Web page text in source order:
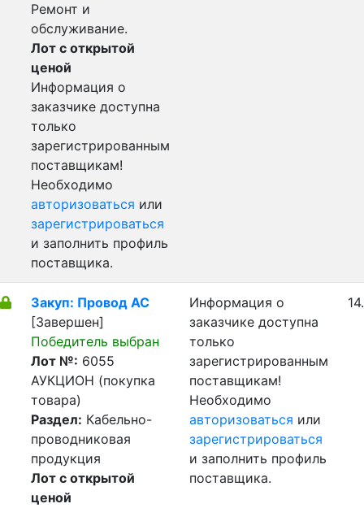
Ремонт и
обслуживание.
Лот с открытой
ценой
Информация о
заказчике доступна
только
зарегистрированным
поставщикам!
Необходимо
авторизоваться или
зарегистрироваться
и заполнить профиль
поставщика.
Закуп: Провод АС
[Завершен]
Победитель выбран
Лот №: 6055
АУКЦИОН (покупка
товара)
Раздел: Кабельно-
проводниковая
продукция
Лот с открытой
ценой
Информация о
заказчике доступна
только
зарегистрированным
поставщикам!
Необходимо
авторизоваться или
зарегистрироваться
и заполнить профиль
поставщика.